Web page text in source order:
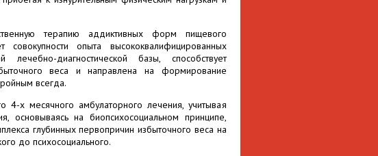
терапию аддиктивных форм пищевого
опыта высококвалифицированных
лечебно-диагностической базы, способствует
веса и направлена на формирование
всегда.
4-х месячного амбулаторного лечения, учитывая
основываясь на биопсихосоциальном принципе,
глубинных первопричин избыточного веса на
до психосоциального.